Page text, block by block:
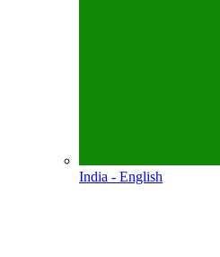
India - English